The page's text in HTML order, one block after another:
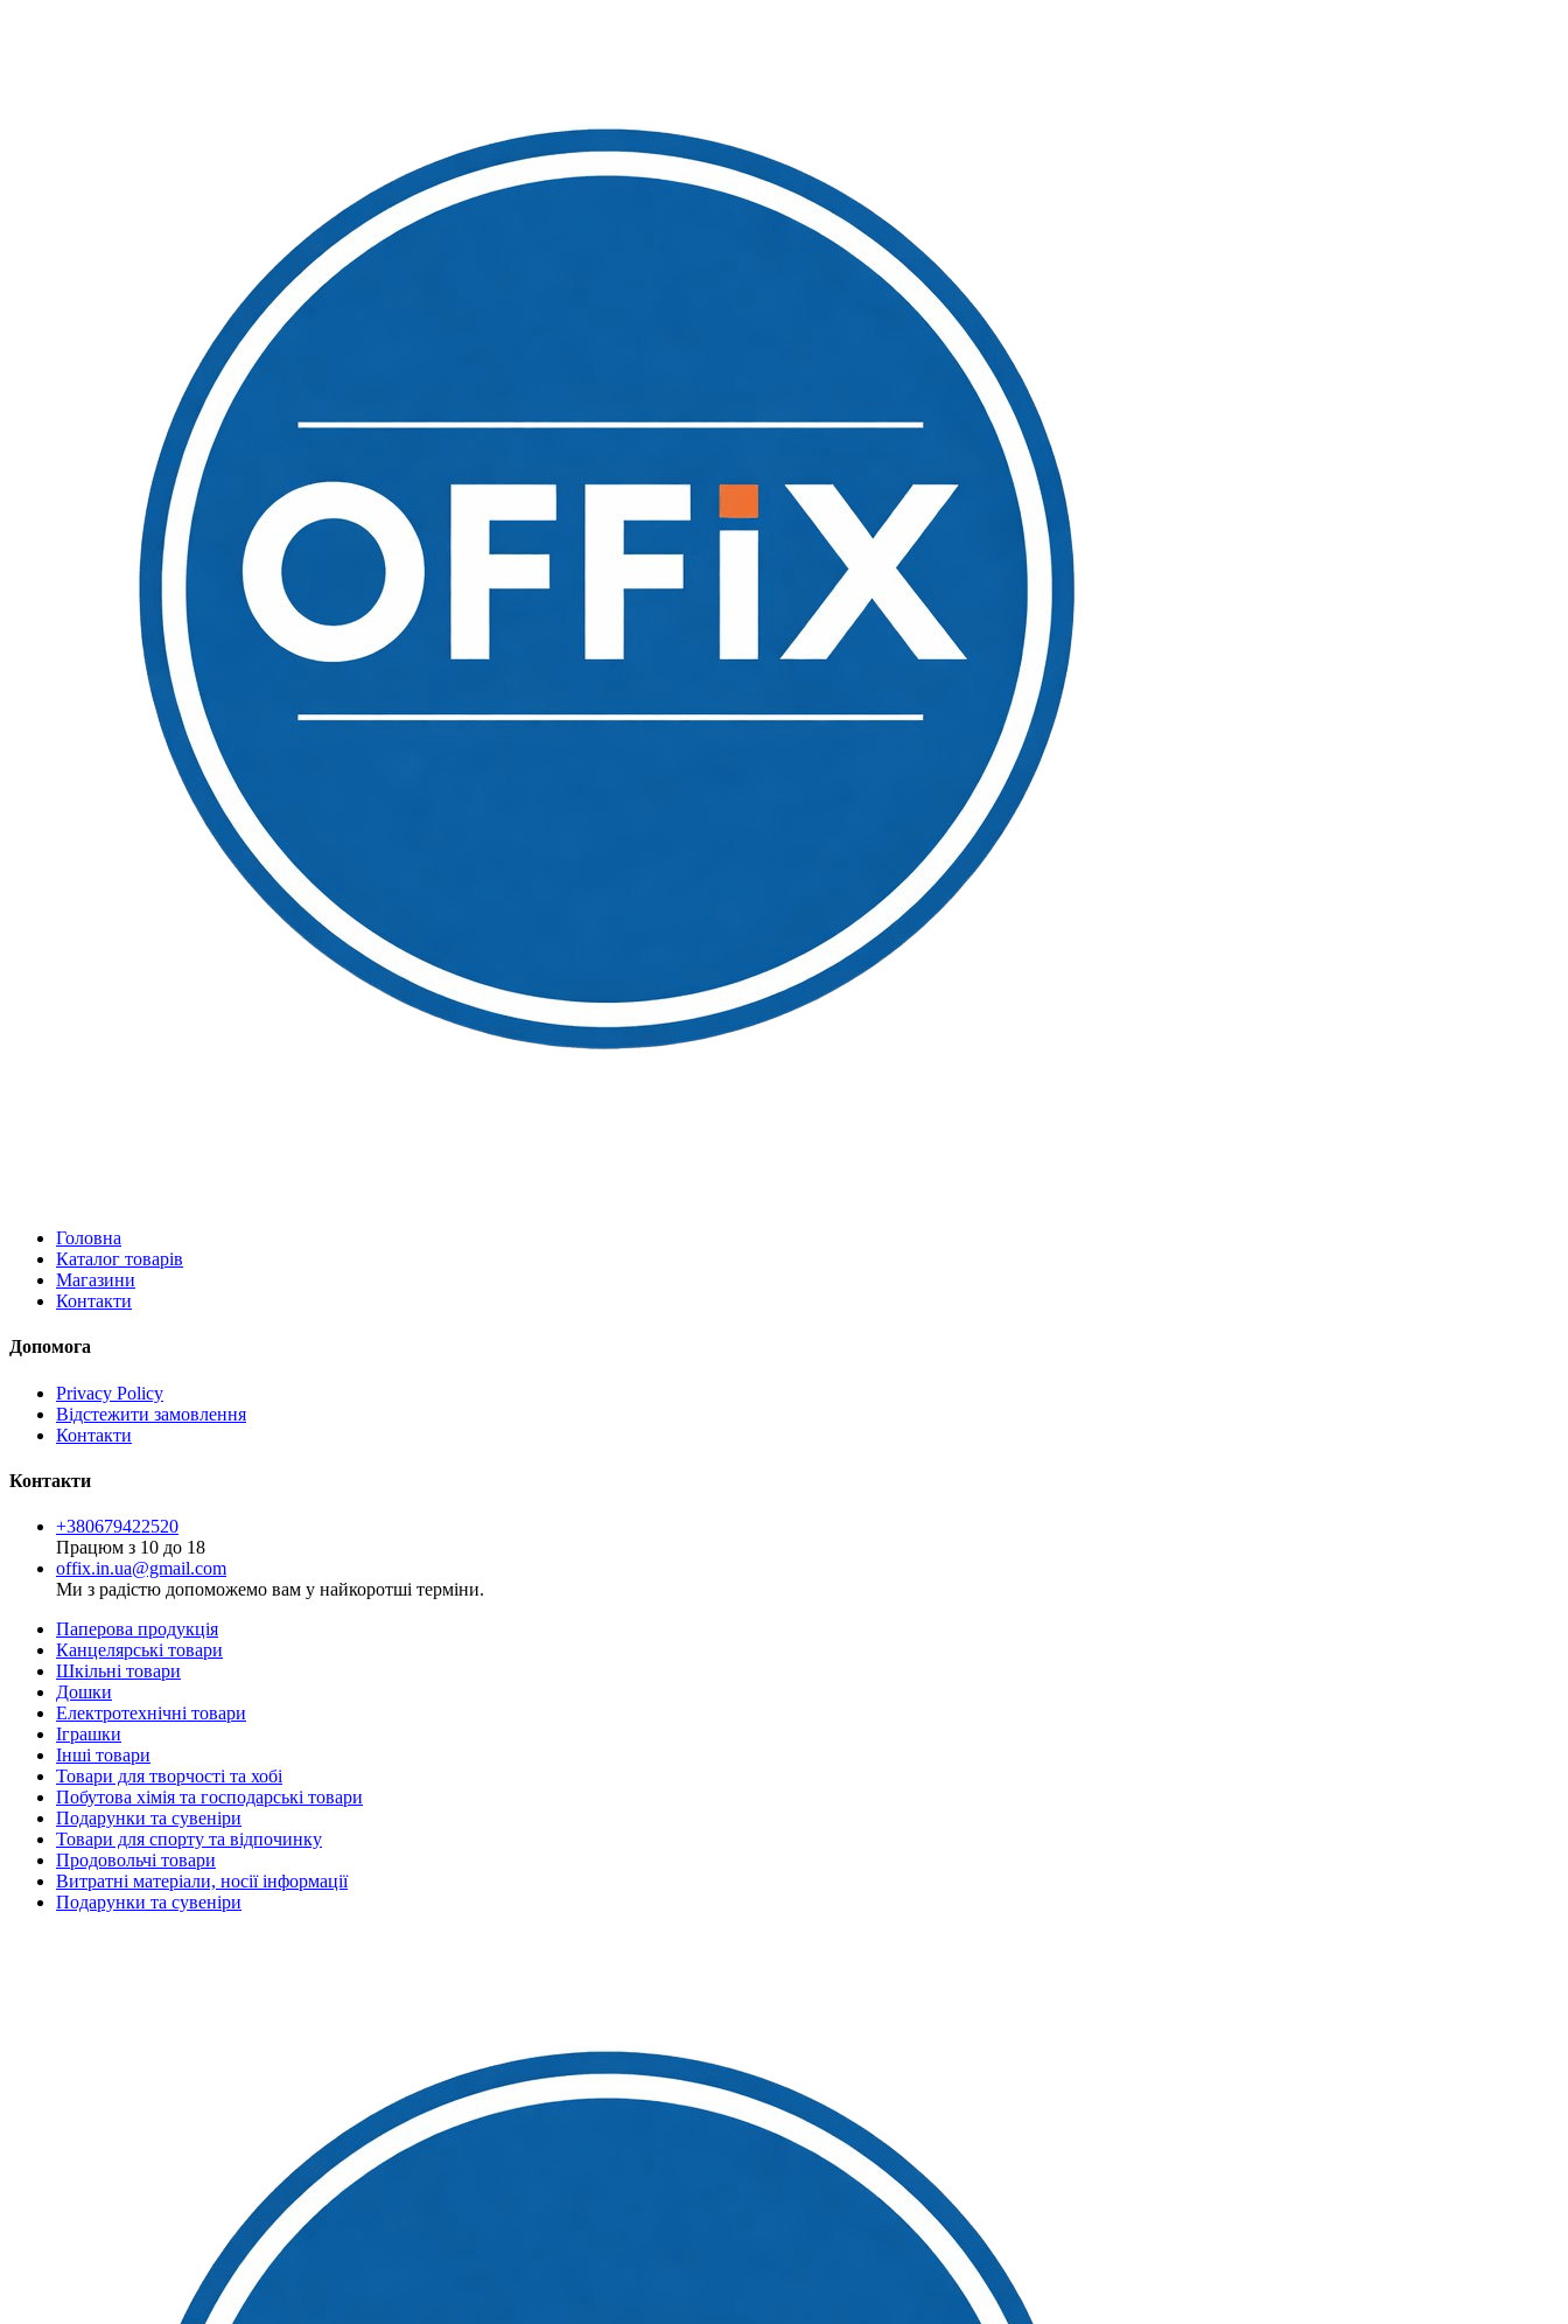
Головна
Каталог товарів
Магазини
Контакти
Допомога
Privacy Policy
Відстежити замовлення
Контакти
Контакти
+380679422520
Працюм з 10 до 18
offix.in.ua@gmail.com
Ми з радістю допоможемо вам у найкоротші терміни.
Паперова продукція
Канцелярські товари
Шкільні товари
Дошки
Електротехнічні товари
Іграшки
Інші товари
Товари для творчості та хобі
Побутова хімія та господарські товари
Подарунки та сувеніри
Товари для спорту та відпочинку
Продовольчі товари
Витратні матеріали, носії інформації
Подарунки та сувеніри